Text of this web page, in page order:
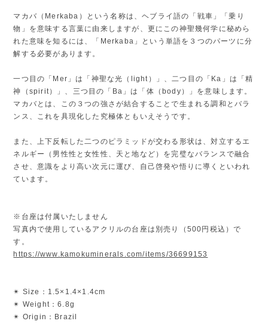
マカバ（Merkaba）という名称は、ヘブライ語の「戦車」「乗り
物」を意味する言葉に由来しますが、更にこの神聖幾何学に秘めら
れた意味を知るには、「Merkaba」という単語を３つのパーツに分
解する必要があります。
一つ目の「Mer」は「神聖な光（light）」、二つ目の「Ka」は「精
神（spirit）」、三つ目の「Ba」は「体（body）」を意味します。
マカバとは、この３つの強さが結合することで生まれる調和とバラ
ンス、これを具現化した究極体ともいえそうです。
また、上下反転した二つのピラミッドが交わる形状は、対立するエ
ネルギー（男性性と女性性、天と地など）を完璧なバランスで融合
させ、意識をより高い次元に運び、自己啓発や悟りに導くといわれ
ています。
※台座は付属いたしません
写真内で使用しているアクリルの台座は別売り（500円税込）で
す。
https://www.kamokuminerals.com/items/36699153
✴︎ Size：1.5×1.4×1.4cm
✴︎ Weight：6.8g
✴︎ Origin：Brazil